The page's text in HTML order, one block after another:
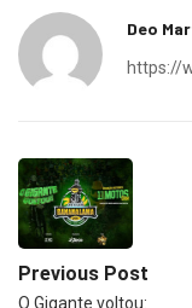
Deo
https://
Previous Post
O Gigante voltou: